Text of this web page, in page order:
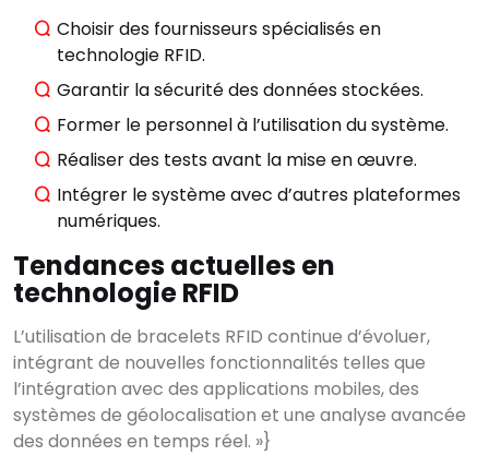
Choisir des fournisseurs spécialisés en
technologie RFID.
Garantir la sécurité des données stockées.
Former le personnel à l’utilisation du système.
Réaliser des tests avant la mise en œuvre.
Intégrer le système avec d’autres plateformes
numériques.
Tendances actuelles en
technologie RFID
L’utilisation de bracelets RFID continue d’évoluer,
intégrant de nouvelles fonctionnalités telles que
l’intégration avec des applications mobiles, des
systèmes de géolocalisation et une analyse avancée
des données en temps réel. »}